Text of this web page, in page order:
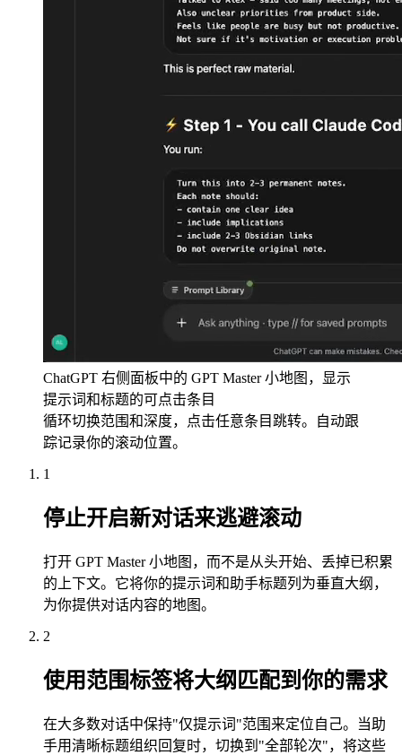
ChatGPT 右侧面板中的 GPT Master 小地图，显示
提示词和标题的可点击条目
循环切换范围和深度，点击任意条目跳转。自动跟
踪记录你的滚动位置。
1
停止开启新对话来逃避滚动
打开 GPT Master 小地图，而不是从头开始、丢掉已积累
的上下文。它将你的提示词和助手标题列为垂直大纲，
为你提供对话内容的地图。
2
使用范围标签将大纲匹配到你的需求
在大多数对话中保持"仅提示词"范围来定位自己。当助
手用清晰标题组织回复时，切换到"全部轮次"，将这些